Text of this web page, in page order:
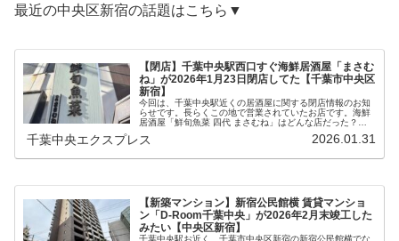
最近の中央区新宿の話題はこちら▼
【閉店】千葉中央駅西口すぐ海鮮居酒屋「まさむ
ね」が2026年1月23日閉店してた【千葉市中央区
新宿】
今回は、千葉中央駅近くの居酒屋に関する閉店情報のお知
らせです。長らくこの地で営業されていたお店です。海鮮
居酒屋「鮮旬魚菜 四代 まさむね」はどんな店だった？千
は、千葉中央駅の西口すぐ、鳥貴...
千葉中央エクスプレス 2026.01.31
【新築マンション】新宿公民館横 賃貸マンショ
ン「D-Room千葉中央」が2026年2月末竣工した
みたい【中央区新宿】
千葉中央駅お近く、千葉市中央区新宿の新宿公民館横でな